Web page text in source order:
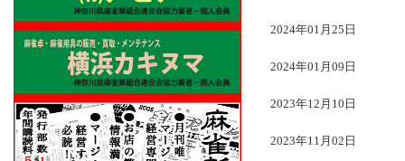
2024年01月25日
2024年01月09日
2023年12月10日
2023年11月02日